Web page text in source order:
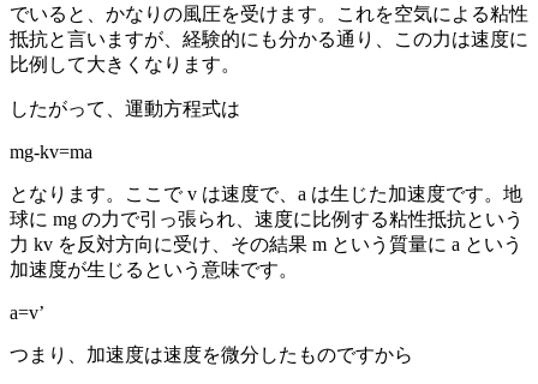
でいると、かなりの風圧を受けます。これを空気による粘性
抵抗と言いますが、経験的にも分かる通り、この力は速度に
比例して大きくなります。
したがって、運動方程式は
mg-kv=ma
となります。ここで v は速度で、a は生じた加速度です。地
球に mg の力で引っ張られ、速度に比例する粘性抵抗という
力 kv を反対方向に受け、その結果 m という質量に a という
加速度が生じるという意味です。
a=v’
つまり、加速度は速度を微分したものですから